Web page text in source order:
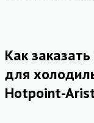
Как
для
Hotpoint-